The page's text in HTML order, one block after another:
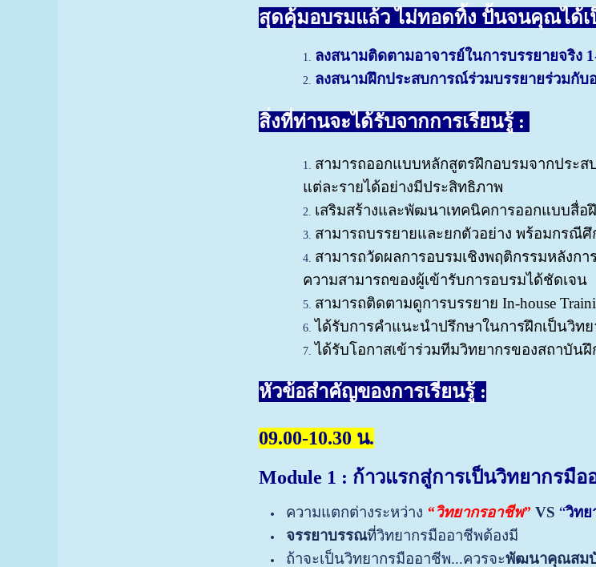
สุดคุ้มอบรมแล้ว ไม่ทอดทิ้ง ปั้นจนคุณได้เ
ลงสนามติดตามอาจารย์ในการบรรยายจริง
ลงสนามฝึกประสบการณ์ร่วมบรรยายร่วมกับ
สิ่งที่ท่านจะได้รับจากการเรียนรู้ :
สามารถออกแบบหลักสูตรฝึกอบรมจากประ
แต่ละรายได้อย่างมีประสิทธิภาพ
เสริมสร้างและพัฒนาเทคนิคการออกแบบสื่อ
สามารถบรรยายและยกตัวอย่าง พร้อมกรณี
สามารถวัดผลการอบรมเชิงพฤติกรรมหลังก
ความสามารถของผู้เข้ารับการอบรมได้ชัดเจน
สามารถติดตามดูการบรรยาย In-house
ได้รับการคำแนะนำปรึกษาในการฝึกเป็นวิท
ได้รับโอกาสเข้าร่วมทีมวิทยากรของสถาบันฝึ
หัวข้อสำคัญของการเรียนรู้ :
09.00-10.30 น.
Module 1 : ก้าวแรกสู่การเป็นวิทยากรมื
ความแตกต่างระหว่าง “วิทยากรอาชีพ” VS “วิทย
จรรยาบรรณที่วิทยากรมืออาชีพต้องมี
ถ้าจะเป็นวิทยากรมืออาชีพ...ควรจะพัฒนาคุณสม